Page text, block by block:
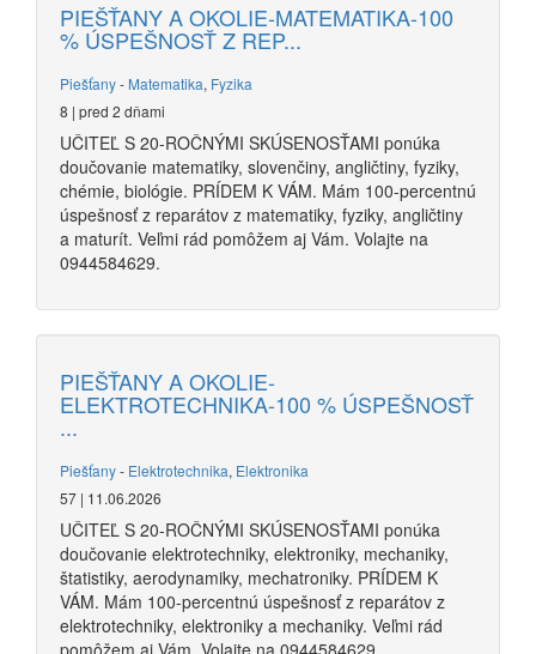
PIEŠŤANY A OKOLIE-MATEMATIKA-100
% ÚSPEŠNOSŤ Z REP...
Piešťany- Matematika, Fyzika
8 | pred 2 dňami
UČITEĽ S 20-ROČNÝMI SKÚSENOSŤAMI ponúka
doučovanie matematiky, slovenčiny, angličtiny, fyziky,
chémie, biológie. PRÍDEM K VÁM. Mám 100-percentnú
úspešnosť z reparátov z matematiky, fyziky, angličtiny
a maturít. Veľmi rád pomôžem aj Vám. Volajte na
0944584629.
PIEŠŤANY A OKOLIE-
ELEKTROTECHNIKA-100 % ÚSPEŠNOSŤ
...
Piešťany- Elektrotechnika, Elektronika
57 | 11.06.2026
UČITEĽ S 20-ROČNÝMI SKÚSENOSŤAMI ponúka
doučovanie elektrotechniky, elektroniky, mechaniky,
štatistiky, aerodynamiky, mechatroniky. PRÍDEM K
VÁM. Mám 100-percentnú úspešnosť z reparátov z
elektrotechniky, elektroniky a mechaniky. Veľmi rád
pomôžem aj Vám. Volajte na 0944584629.